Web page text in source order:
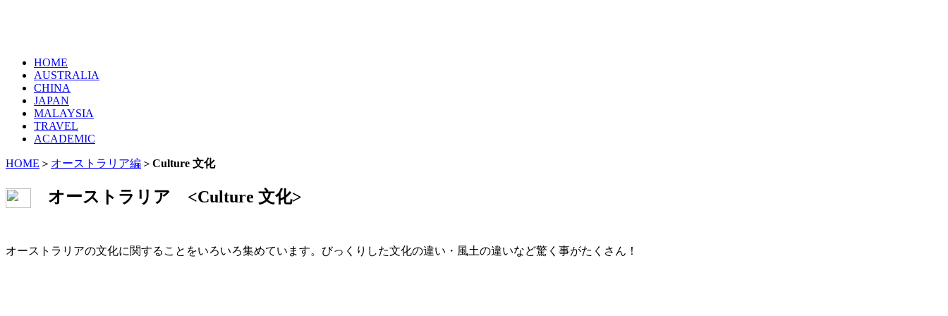
HOME
AUSTRALIA
CHINA
JAPAN
MALAYSIA
TRAVEL
ACADEMIC
HOME ＞ オーストラリア編 ＞ Culture 文化
オーストラリア <Culture 文化>
オーストラリアの文化に関することをいろいろ集めています。びっくりした文化の違い・風土の違いなど驚く事がたくさん！